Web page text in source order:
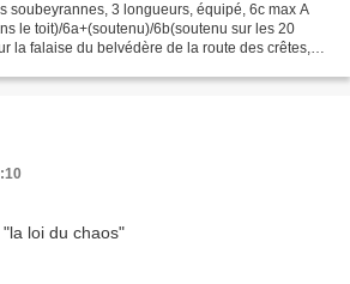
soubeyrannes, 3 longueurs, équipé, 6c max A
le toit)/6a+(soutenu)/6b(soutenu sur les 20
la falaise du belvédère de la route des crêtes,